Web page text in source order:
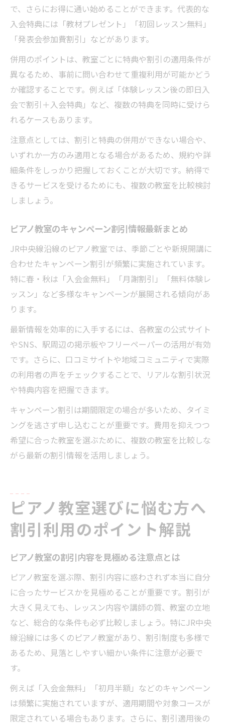
で、さらにお得に通い始めることができます。代表的な
入会特典には「教材プレゼント」「初回レッスン無料」
「発表会参加費割引」などがあります。
併用のポイントは、教室ごとに特典や割引の適用条件が
異なるため、事前に問い合わせて重複利用が可能かどう
か確認することです。例えば「体験レッスン後の即日入
会で割引＋入会特典」など、複数の特典を同時に受けら
れるケースもあります。
注意点としては、割引と特典の併用ができない場合や、
いずれか一方のみ適用となる場合があるため、規約や詳
細条件をしっかり把握しておくことが大切です。納得で
きるサービスを受けるためにも、複数の教室を比較検討
しましょう。
ピアノ教室のキャンペーン割引情報最新まとめ
JR中央線沿線のピアノ教室では、季節ごとや新規開講に
合わせたキャンペーン割引が頻繁に実施されています。
特に春・秋は「入会金無料」「月謝割引」「無料体験レ
ッスン」など多様なキャンペーンが展開される傾向があ
ります。
最新情報を効率的に入手するには、各教室の公式サイト
やSNS、駅周辺の掲示板やフリーペーパーの活用が有効
です。さらに、口コミサイトや地域コミュニティで実際
の利用者の声をチェックすることで、リアルな割引状況
や特典内容を把握できます。
キャンペーン割引は期間限定の場合が多いため、タイミ
ングを逃さず申し込むことが重要です。費用を抑えつつ
希望に合った教室を選ぶために、複数の教室を比較しな
がら最新の割引情報を活用しましょう。
ピアノ教室選びに悩む方へ
割引利用のポイント解説
ピアノ教室の割引内容を見極める注意点とは
ピアノ教室を選ぶ際、割引内容に惑わされず本当に自分
に合ったサービスかを見極めることが重要です。割引が
大きく見えても、レッスン内容や講師の質、教室の立地
など、総合的な条件も必ず比較しましょう。特にJR中央
線沿線には多くのピアノ教室があり、割引制度も多様で
あるため、見落としやすい細かい条件に注意が必要で
す。
例えば「入会金無料」「初月半額」などのキャンペーン
は頻繁に実施されていますが、適用期間や対象コースが
限定されている場合もあります。さらに、割引適用後の